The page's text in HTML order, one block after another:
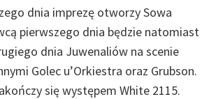
dnia imprezę otworzy Sowa
pierwszego dnia będzie natomiast
dnia Juwenaliów na scenie
Golec u’Orkiestra oraz Grubson.
się występem White 2115.